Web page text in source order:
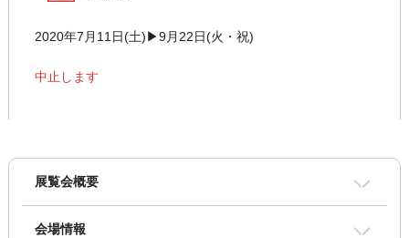
2020年7月11日(土)▶9月22日(火・祝)
中止します
展覧会概要
会場情報